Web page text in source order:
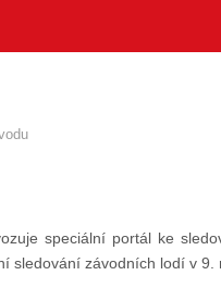
speciální portál ke
sledování závodních lodí v 9.